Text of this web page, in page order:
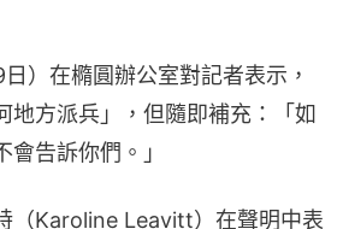
）在橢圓辦公室對記者表示，
地方派兵」，但隨即補充：「如
告訴你們。」
（Karoline Leavitt）在聲明中表